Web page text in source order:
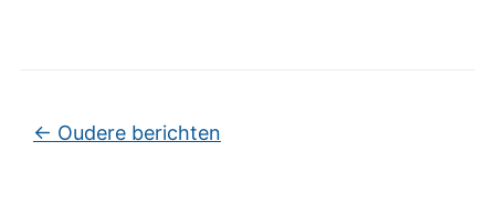
Bericht navigatie
← Oudere berichten